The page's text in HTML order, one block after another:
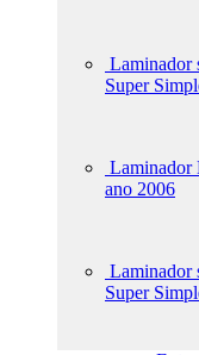
Laminador
Super
Laminador
ano 2006
Laminador
Super